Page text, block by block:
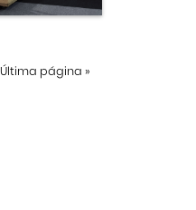
Última página »